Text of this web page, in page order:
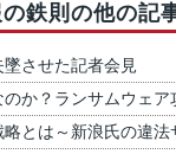
鉄則の他の記
させた記者会見
か？ランサムウェ
とは～新浪氏の違法